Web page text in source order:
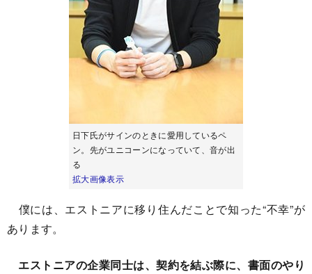
日下氏がサインのときに愛用しているペ
ン。先がユニコーンになっていて、音が出
る
拡大画像表示
僕には、エストニアに移り住んだことで知った“不幸”が
あります。
エストニアの企業同士は、契約を結ぶ際に、書面のやり